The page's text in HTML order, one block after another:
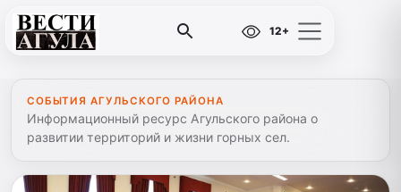
12+
СОБЫТИЯ АГУЛЬСКОГО РАЙОНА
Информационный ресурс Агульского района о
развитии территорий и жизни горных сел.